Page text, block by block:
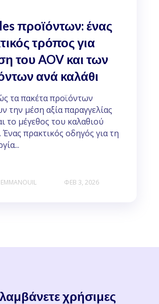
προϊόντων: ένας
τρόπος για
του AOV και των
ανά καλάθι
τα πακέτα προϊόντων
την μέση αξία παραγγελίας
το μέγεθος του καλαθιού
πρακτικός οδηγός για τη
ΦΕΒ 3, 2026
χρήσιμες